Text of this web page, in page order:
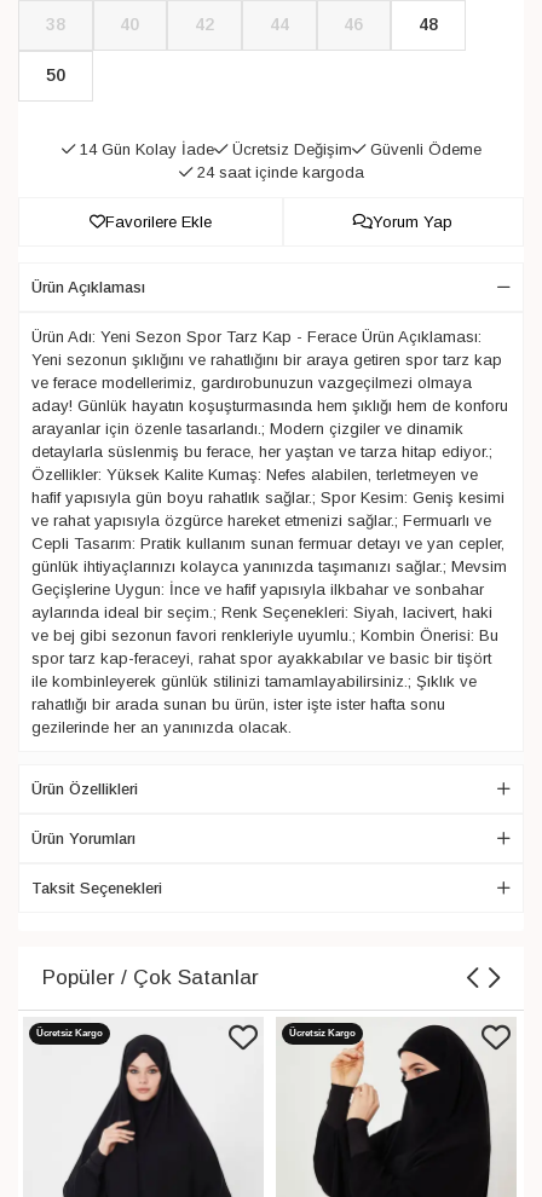
38 40 42 44 46 48
50
14 Gün Kolay İade Ücretsiz Değişim
Güvenli Ödeme
24 saat içinde kargoda
Favorilere Ekle Yorum Yap
Ürün Açıklaması
Ürün Adı: Yeni Sezon Spor Tarz Kap - Ferace Ürün Açıklaması:
Yeni sezonun şıklığını ve rahatlığını bir araya getiren spor tarz kap
ve ferace modellerimiz, gardırobunuzun vazgeçilmezi olmaya
aday! Günlük hayatın koşuşturmasında hem şıklığı hem de konforu
arayanlar için özenle tasarlandı.; Modern çizgiler ve dinamik
detaylarla süslenmiş bu ferace, her yaştan ve tarza hitap ediyor.;
Özellikler: Yüksek Kalite Kumaş: Nefes alabilen, terletmeyen ve
hafif yapısıyla gün boyu rahatlık sağlar.; Spor Kesim: Geniş kesimi
ve rahat yapısıyla özgürce hareket etmenizi sağlar.; Fermuarlı ve
Cepli Tasarım: Pratik kullanım sunan fermuar detayı ve yan cepler,
günlük ihtiyaçlarınızı kolayca yanınızda taşımanızı sağlar.; Mevsim
Geçişlerine Uygun: İnce ve hafif yapısıyla ilkbahar ve sonbahar
aylarında ideal bir seçim.; Renk Seçenekleri: Siyah, lacivert, haki
ve bej gibi sezonun favori renkleriyle uyumlu.; Kombin Önerisi: Bu
spor tarz kap-feraceyi, rahat spor ayakkabılar ve basic bir tişört
ile kombinleyerek günlük stilinizi tamamlayabilirsiniz.; Şıklık ve
rahatlığı bir arada sunan bu ürün, ister işte ister hafta sonu
gezilerinde her an yanınızda olacak.
Ürün Özellikleri
Ürün Yorumları
Taksit Seçenekleri
Popüler / Çok Satanlar
Ücretsiz Kargo Ücretsiz Kargo